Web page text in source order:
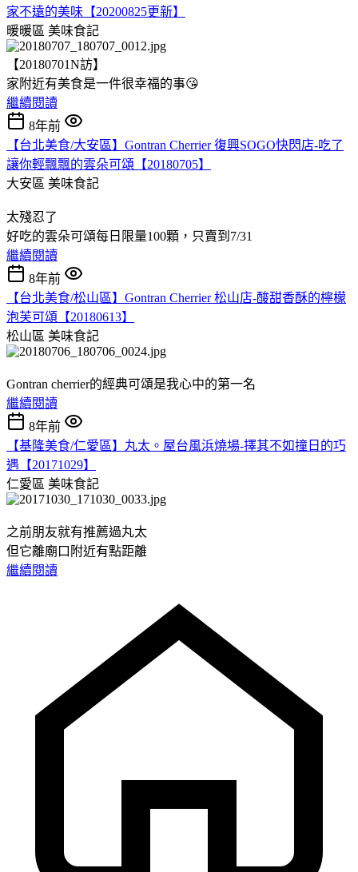
家不遠的美味【20200825更新】
暖暖區 美味食記
【20180701N訪】
家附近有美食是一件很幸福的事😘
繼續閱讀
8年前
【台北美食/大安區】Gontran Cherrier 復興SOGO快閃店-吃了
讓你輕飄飄的雲朵可頌【20180705】
大安區 美味食記
太殘忍了
好吃的雲朵可頌每日限量100顆，只賣到7/31
繼續閱讀
8年前
【台北美食/松山區】Gontran Cherrier 松山店-酸甜香酥的檸檬
泡芙可頌【20180613】
松山區 美味食記
Gontran cherrier的經典可頌是我心中的第一名
繼續閱讀
8年前
【基隆美食/仁愛區】丸太。屋台風浜燒場-擇其不如撞日的巧
遇【20171029】
仁愛區 美味食記
之前朋友就有推薦過丸太
但它離廟口附近有點距離
繼續閱讀